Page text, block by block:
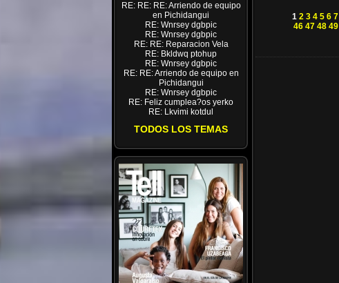
RE: RE: RE: Arriendo de equipo
en Pichidangui
RE: Wnrsey dgbpic
RE: Wnrsey dgbpic
RE: RE: Reparacion Vela
RE: Bkldwq ptohup
RE: Wnrsey dgbpic
RE: RE: Arriendo de equipo en
Pichidangui
RE: Wnrsey dgbpic
RE: Feliz cumplea?os yerko
RE: Lkvimi kotdul
TODOS LOS TEMAS
1 2 3 4 5 6 7
46 47 48 49